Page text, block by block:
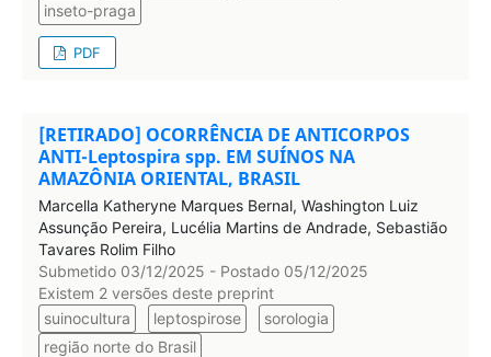
inseto-praga
PDF
[RETIRADO] OCORRÊNCIA DE ANTICORPOS
ANTI-Leptospira spp. EM SUÍNOS NA
AMAZÔNIA ORIENTAL, BRASIL
Marcella Katheryne Marques Bernal, Washington Luiz
Assunção Pereira, Lucélia Martins de Andrade, Sebastião
Tavares Rolim Filho
Submetido 03/12/2025 - Postado 05/12/2025
Existem 2 versões deste preprint
suinocultura
leptospirose
sorologia
região norte do Brasil